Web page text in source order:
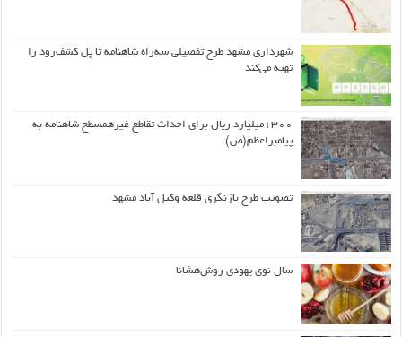
شهرداری مشهد طرح تفصیلی سه‌راه شاهنامه تا پل کشف‌رود را
تهیه می‌کند
۱۳۰۰میلیارد ریال برای احداث تقاطع غیرهمسطح شاهنامه به
پیامبراعظم(ص)
تصویب طرح بازنگری قلعه وکیل آباد مشهد
سال نوی یهودی روش‌هشانا